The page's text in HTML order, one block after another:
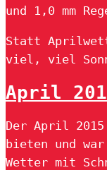
und 1,0 mm
Statt
viel, viel
April
Der April
bieten und
Wetter mit